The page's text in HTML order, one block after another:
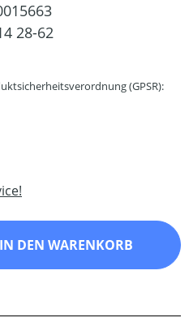
28-62
(GPSR):
gewünschten
IN DEN WARENKORB